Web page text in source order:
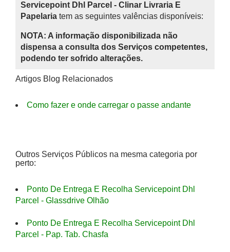
Servicepoint Dhl Parcel - Clinar Livraria E
Papelaria tem as seguintes valências disponíveis:
NOTA: A informação disponibilizada não
dispensa a consulta dos Serviços competentes,
podendo ter sofrido alterações.
Artigos Blog Relacionados
Como fazer e onde carregar o passe andante
Outros Serviços Públicos na mesma categoria por
perto:
Ponto De Entrega E Recolha Servicepoint Dhl
Parcel - Glassdrive Olhão
Ponto De Entrega E Recolha Servicepoint Dhl
Parcel - Pap. Tab. Chasfa